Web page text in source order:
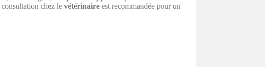
consultation chez le vétérinaire est recommandée pour un